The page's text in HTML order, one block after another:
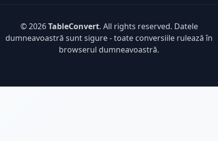
© 2026TableConvert. All rights reserved. Datele
dumneavoastră sunt sigure - toate conversiile rulează în
browserul dumneavoastră.